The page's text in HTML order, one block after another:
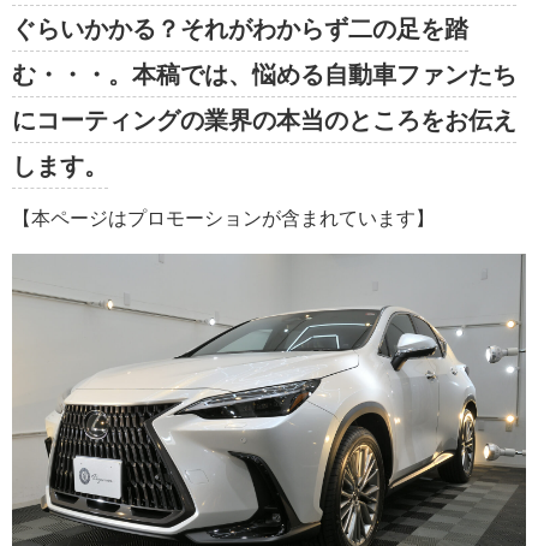
ぐらいかかる？それがわからず二の足を踏
む・・・。本稿では、悩める自動車ファンたち
にコーティングの業界の本当のところをお伝え
します。
【本ページはプロモーションが含まれています】